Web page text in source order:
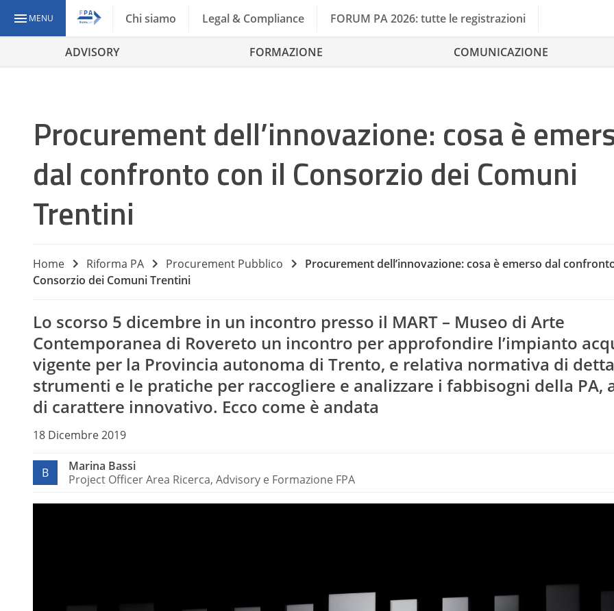
MENU Chi siamo Legal & Compliance FORUM PA 2026: tutte le registrazioni
ADVISORY FORMAZIONE COMUNICAZIONE
Procurement dell’innovazione: cosa è
dal confronto con il Consorzio dei Comuni
Trentini
Home Riforma PA Procurement Pubblico
Procurement dell’innovazione: cosa è emerso dal
Consorzio dei Comuni Trentini
Lo scorso 5 dicembre in un incontro presso il MART – Museo di Arte
Contemporanea di Rovereto un incontro per approfondire l’impianto
vigente per la Provincia autonoma di Trento, e relativa normativa di
strumenti e le pratiche per raccogliere e analizzare i fabbisogni della PA,
di carattere innovativo. Ecco come è andata
18 Dicembre 2019
B
Marina Bassi
Project Officer Area Ricerca, Advisory e Formazione FPA